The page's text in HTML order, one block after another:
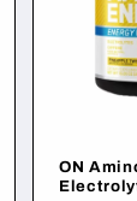
ON